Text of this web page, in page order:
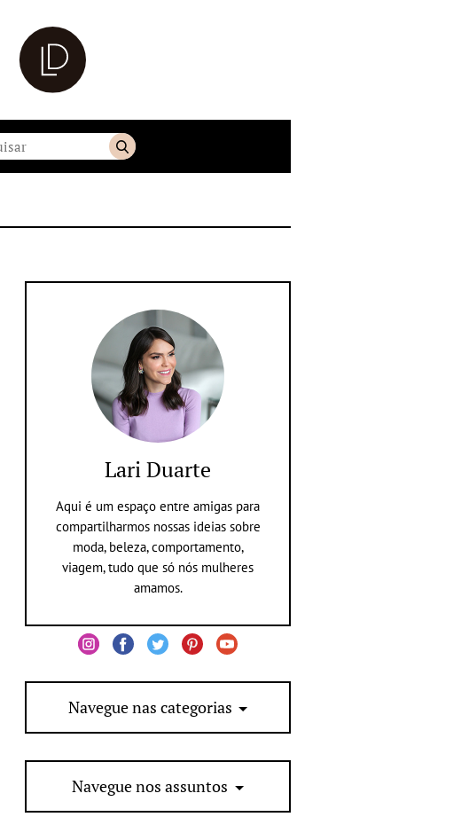
Lari Duarte
Aqui é um espaço entre amigas para
compartilharmos nossas ideias sobre
moda, beleza, comportamento,
viagem, tudo que só nós mulheres
amamos.
Navegue nas categorias
Navegue nos assuntos